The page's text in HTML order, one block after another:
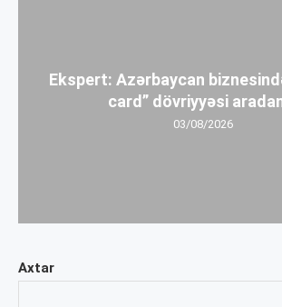
Axtar
Ekspert: Azərbaycan
card” dövriyyəsi
03/08/2026